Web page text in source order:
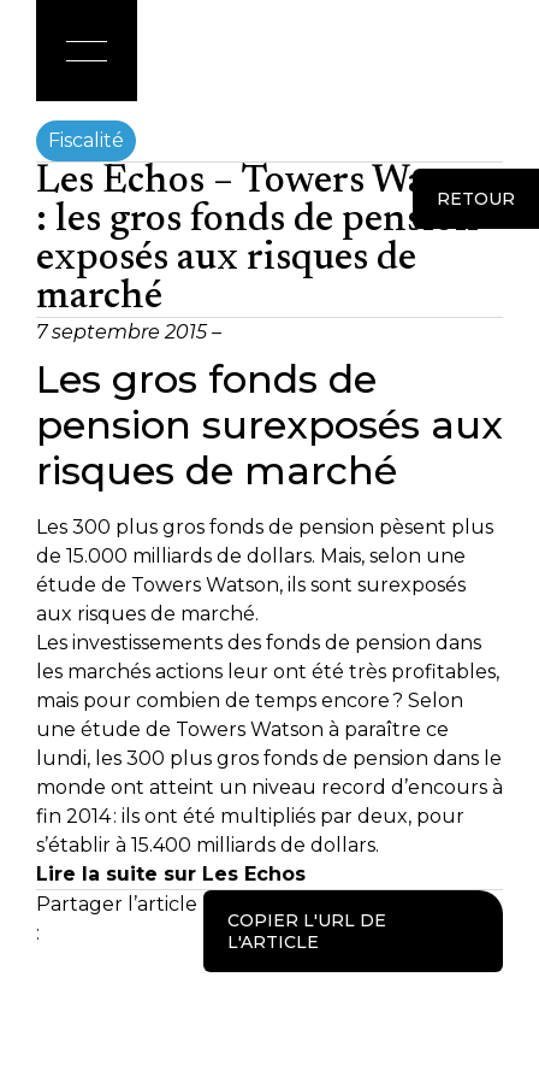
Fiscalité
RETOUR
Les Echos – Towers Watson
: les gros fonds de pension
exposés aux risques de
marché
7 septembre 2015 –
Les gros fonds de
pension surexposés aux
risques de marché
Les 300 plus gros fonds de pension pèsent plus
de 15.000 milliards de dollars. Mais, selon une
étude de Towers Watson, ils sont surexposés
aux risques de marché.
Les investissements des fonds de pension dans
les marchés actions leur ont été très profitables,
mais pour combien de temps encore ? Selon
une étude de Towers Watson à paraître ce
lundi, les 300 plus gros fonds de pension dans le
monde ont atteint un niveau record d’encours à
fin 2014 : ils ont été multipliés par deux, pour
s’établir à 15.400 milliards de dollars.
Lire la suite sur Les Echos
Partager l’article
:
COPIER L'URL DE
L'ARTICLE